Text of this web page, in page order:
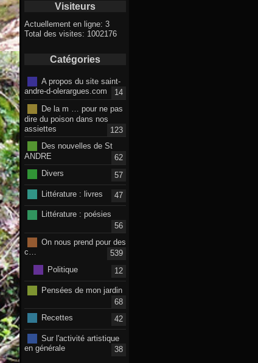
Visiteurs
Actuellement en ligne: 3
Total des visites: 1002176
Catégories
A propos du site saint-
andre-d-olerargues.com
14
De la m … pour ne pas
dire du poison dans nos
assiettes
123
Des nouvelles de St
ANDRE
62
Divers
57
Littérature : livres 47
Littérature : poésies
56
On nous prend pour des
c…
539
Politique
12
Pensées de mon jardin
68
Recettes
42
Sur l'activité artistique
en générale
38